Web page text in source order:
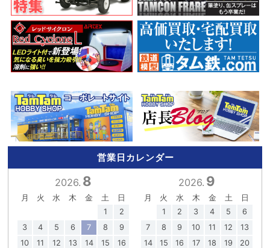
営業日カレンダー
2026. 8
月 火 水 木 金 土
日
1
2
3
4 5 6 7 8
9
10
11 12 13 14 15
16
2026. 9
月 火 水 木 金 土
日
1
2 3 4 5
6
7
8 9 10 11 12
13
14
15 16 17 18 19
20